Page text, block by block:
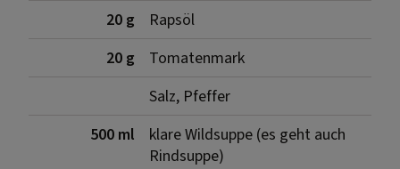
20 g
Rapsöl
20 g
Tomatenmark
Salz, Pfeffer
500 ml
klare Wildsuppe (es geht auch
Rindsuppe)